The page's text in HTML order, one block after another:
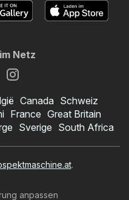
Netz
Canada Schweiz
France Great Britain
Sverige South Africa
.
anpassen